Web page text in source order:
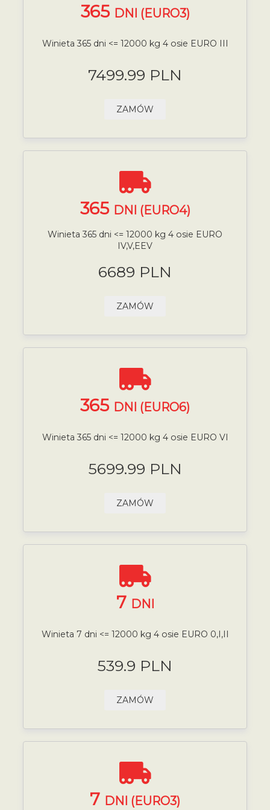
365 DNI (EURO3)
Winieta 365 dni <= 12000 kg 4 osie EURO III
7499.99 PLN
ZAMÓW
365 DNI (EURO4)
Winieta 365 dni <= 12000 kg 4 osie EURO
IV,V,EEV
6689 PLN
ZAMÓW
365 DNI (EURO6)
Winieta 365 dni <= 12000 kg 4 osie EURO VI
5699.99 PLN
ZAMÓW
7 DNI
Winieta 7 dni <= 12000 kg 4 osie EURO 0,I,II
539.9 PLN
ZAMÓW
7 DNI (EURO3)